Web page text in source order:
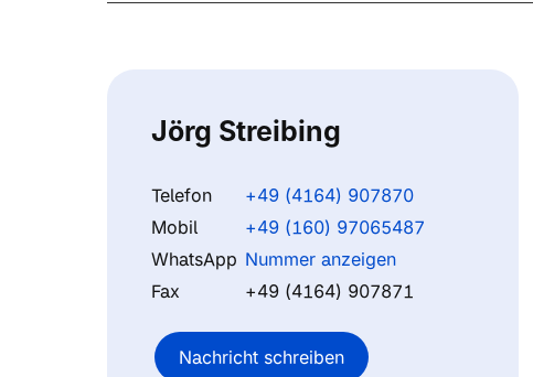
Jörg Streibing
Telefon
+49 (4164) 907870
Mobil
+49 (160) 97065487
WhatsApp Nummer anzeigen
Fax
+49 (4164) 907871
Nachricht schreiben